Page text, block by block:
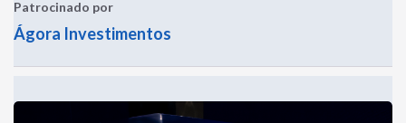
Patrocinado por
Ágora Investimentos